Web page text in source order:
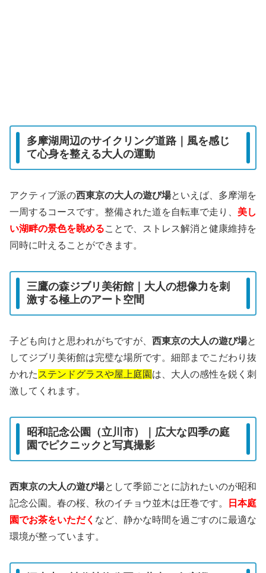
多摩湖周辺のサイクリング道路｜風を感じ
て心身を整える大人の運動
アクティブ派の西東京の大人の遊び場といえば、多摩湖を
一周するコースです。整備された道を自転車で走り、 美し
い湖畔の景色を眺めることで、ストレス解消と健康維持を
同時に叶えることができます。
三鷹の森ジブリ美術館｜大人の想像力を刺
激する極上のアート空間
子ども向けと思われがちですが、 西東京の大人の遊び場と
してジブリ美術館は完璧な場所です。細部までこだわり抜
かれた ステンドグラスや屋上庭園 は、大人の感性を鋭く刺
激してくれます。
昭和記念公園（立川市）｜広大な四季の庭
園でピクニックと写真撮影
西東京の大人の遊び場として季節ごとに訪れたいのが昭和
記念公園。春の桜、秋のイチョウ並木は圧巻です。
日本庭
園でお茶をいただく など、静かな時間を過ごすのに最適な
環境が整っています。